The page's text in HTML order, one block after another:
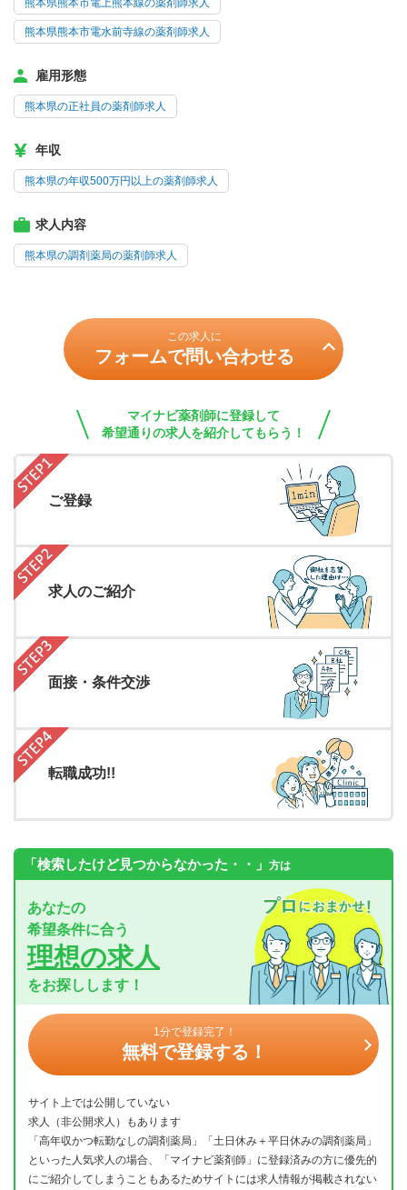
熊本県熊本市電上熊本線の薬剤師求人
熊本県熊本市電水前寺線の薬剤師求人
雇用形態
熊本県の正社員の薬剤師求人
年収
熊本県の年収500万円以上の薬剤師求人
求人内容
熊本県の調剤薬局の薬剤師求人
この求人に
フォームで問い合わせる
マイナビ薬剤師に登録して
希望通りの求人を紹介してもらう！
ご登録
求人のご紹介
面接・条件交渉
転職成功!!
「検索したけど見つからなかった・・」 方は
あなたの
希望条件に合う
理想の求人
をお探しします！
1分で登録完了！
無料で登録する！
サイト上では公開していない
求人（非公開求人）もあります
「高年収かつ転勤なしの調剤薬局」「土日休み＋平日休みの調剤薬局」
といった人気求人の場合、「マイナビ薬剤師」に登録済みの方に優先的
にご紹介してしまうこともあるためサイトには求人情報が掲載されない